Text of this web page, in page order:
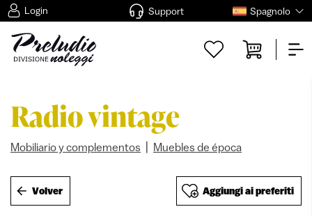
Login Support Spagnolo
Radio vintage
Mobiliario y complementos Muebles de época
Volver Aggiungi ai preferiti